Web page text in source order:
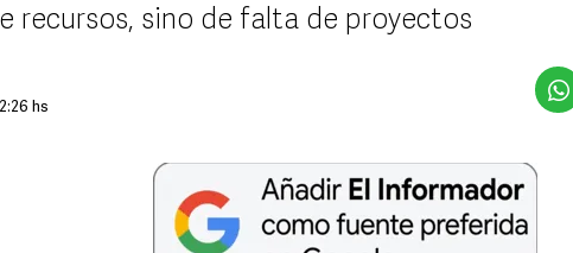
recursos, sino de falta de proyectos
hs